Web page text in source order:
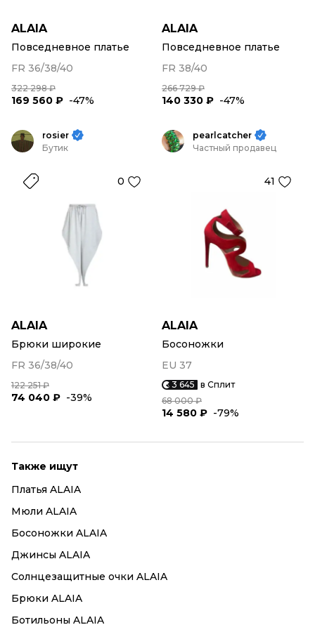
ALAIA
Повседневное платье
FR 36/38/40
322 298 ₽
169 560 ₽ -47%
ALAIA
Повседневное платье
FR 38/40
266 729 ₽
140 330 ₽ -47%
rosier
Бутик
0
ALAIA
Брюки широкие
FR 36/38/40
122 251 ₽
74 040 ₽ -39%
pearlcatcher
Частный продавец
41
ALAIA
Босоножки
EU 37
3 645 в Сплит
68 000 ₽
14 580 ₽ -79%
Также ищут
Платья ALAIA
Мюли ALAIA
Босоножки ALAIA
Джинсы ALAIA
Солнцезащитные очки ALAIA
Брюки ALAIA
Ботильоны ALAIA